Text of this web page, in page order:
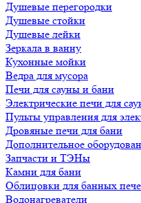
Душевые перегородки
Душевые стойки
Душевые лейки
Зеркала в ванну
Кухонные мойки
Ведра для мусора
Печи для сауны и бани
Электрические печи для
Пульты управления для
Дровяные печи для бани
Дополнительное
Запчасти и ТЭНы
Камни для бани
Облицовки для банных
Водонагреватели